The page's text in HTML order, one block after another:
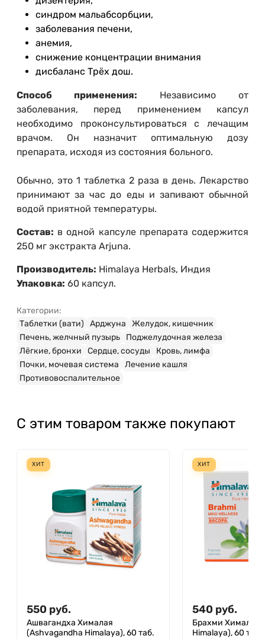
синдром мальабсорбции,
заболевания печени,
анемия,
снижение концентрации внимания
дисбаланс Трёх дош.
Способ применения: Независимо от
заболевания, перед применением капсул
необходимо проконсультироваться с лечащим
врачом. Он назначит оптимальную дозу
препарата, исходя из состояния больного.
Обычно, это 1 таблетка 2 раза в день. Лекарство
принимают за час до еды и запивают обычной
водой приятной температуры.
Состав: в одной капсуле препарата содержится
250 мг экстракта Arjuna.
Производитель: Himalaya Herbals, Индия
Упаковка: 60 капсул.
Категории:
Таблетки (вати)
Арджуна
Желудок, кишечник
Печень, желчный пузырь
Поджелудочная железа
Лёгкие, бронхи
Сердце, сосуды
Кровь, лимфа
Почки, мочевая система
Лечение кашля
Противовоспалительное
С этим товаром также покупают
ХИТ
550 руб.
Ашвагандха Хималая
(Ashvagandha Himalaya), 60 таб.
ХИТ
540 руб.
Брахми Хималая
Himalaya), 60 таб.